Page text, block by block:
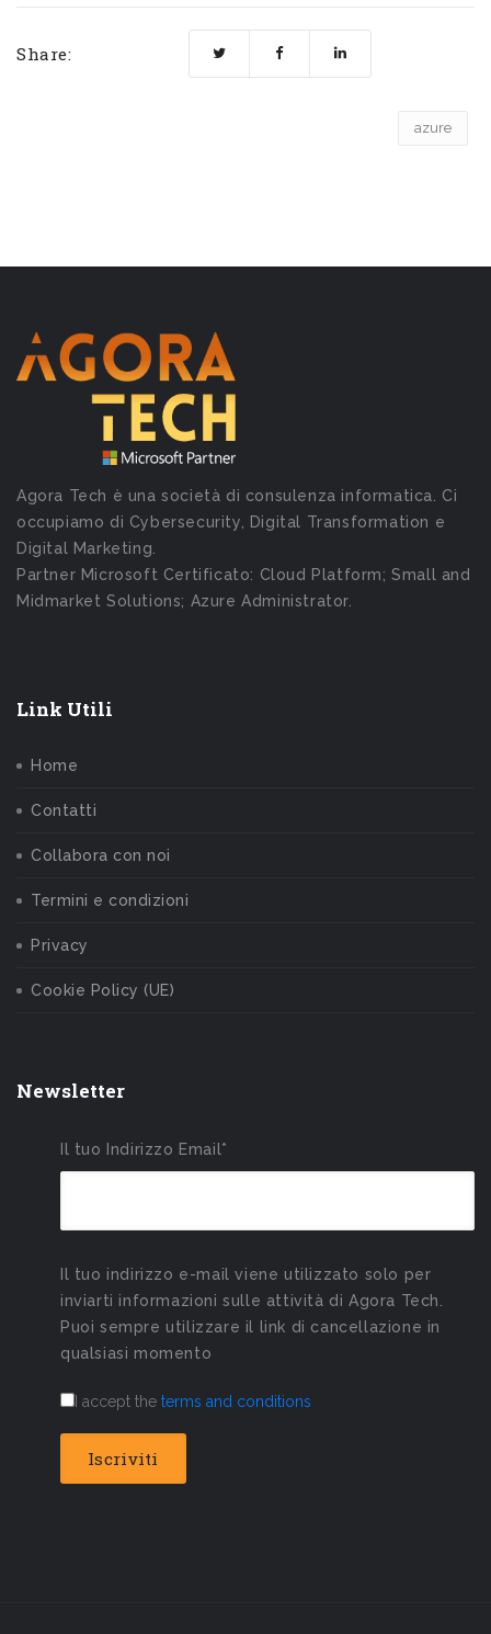
Share:
azure
Agora Tech è una società di consulenza informatica. Ci
occupiamo di Cybersecurity, Digital Transformation e
Digital Marketing.
Partner Microsoft Certificato: Cloud Platform; Small and
Midmarket Solutions; Azure Administrator.
Link Utili
Home
Contatti
Collabora con noi
Termini e condizioni
Privacy
Cookie Policy (UE)
Newsletter
Il tuo Indirizzo Email*
Il tuo indirizzo e-mail viene utilizzato solo per
inviarti informazioni sulle attività di Agora Tech.
Puoi sempre utilizzare il link di cancellazione in
qualsiasi momento
I accept the terms and conditions